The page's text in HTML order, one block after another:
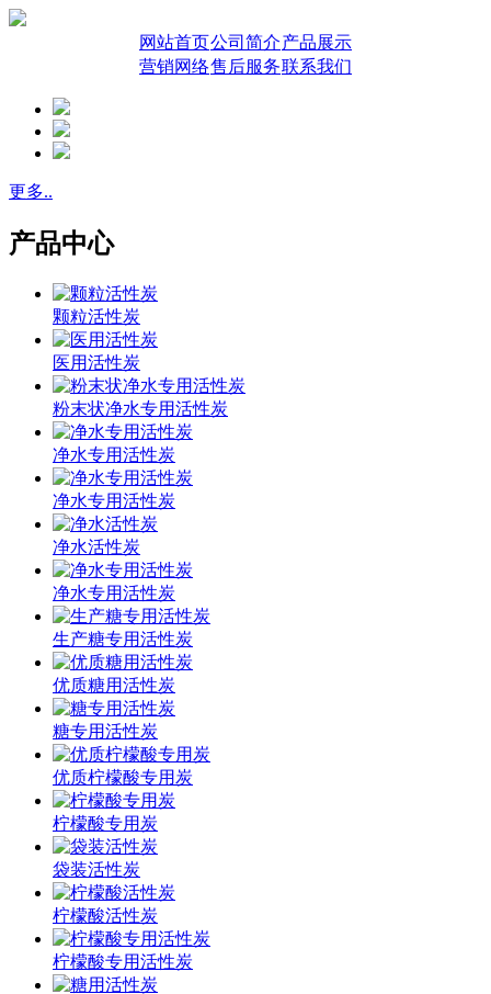
网站首页公司简介产品展示
营销网络售后服务联系我们
更多..
产品中心
颗粒活性炭
医用活性炭
粉末状净水专用活性炭
净水专用活性炭
净水专用活性炭
净水活性炭
净水专用活性炭
生产糖专用活性炭
优质糖用活性炭
糖专用活性炭
优质柠檬酸专用炭
柠檬酸专用炭
袋装活性炭
柠檬酸活性炭
柠檬酸专用活性炭